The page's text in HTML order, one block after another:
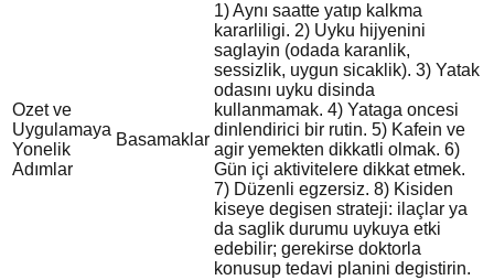
Ozet ve
Uygulamaya
Yonelik
Adımlar
Basamaklar
1) Aynı saatte yatıp kalkma
kararliligi. 2) Uyku hijyenini
saglayin (odada karanlik,
sessizlik, uygun sicaklik). 3) Yatak
odasını uyku disinda
kullanmamak. 4) Yataga oncesi
dinlendirici bir rutin. 5) Kafein ve
agir yemekten dikkatli olmak. 6)
Gün içi aktivitelere dikkat etmek.
7) Düzenli egzersiz. 8) Kisiden
kiseye degisen strateji: ilaçlar ya
da saglik durumu uykuya etki
edebilir; gerekirse doktorla
konusup tedavi planini degistirin.